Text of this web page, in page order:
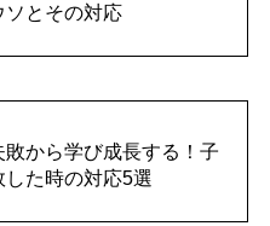
ソとその対応
敗から学び成長する！子
した時の対応5選